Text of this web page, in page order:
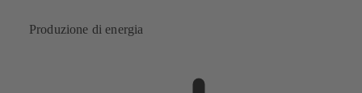
Produzione di energia